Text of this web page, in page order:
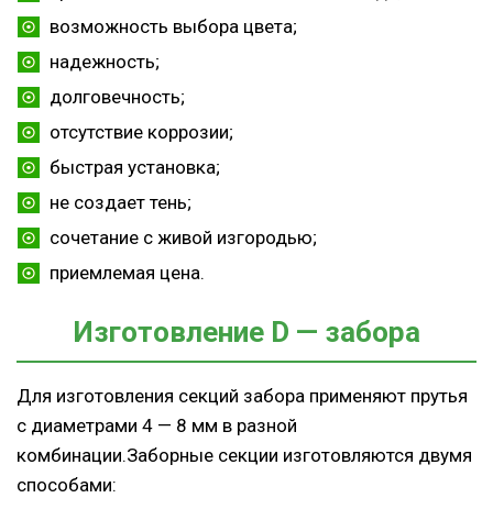
возможность выбора цвета;
надежность;
долговечность;
отсутствие коррозии;
быстрая установка;
не создает тень;
сочетание с живой изгородью;
приемлемая цена.
Изготовление D — забора
Для изготовления секций забора применяют прутья
с диаметрами 4 — 8 мм в разной
комбинации.Заборные секции изготовляются двумя
способами: